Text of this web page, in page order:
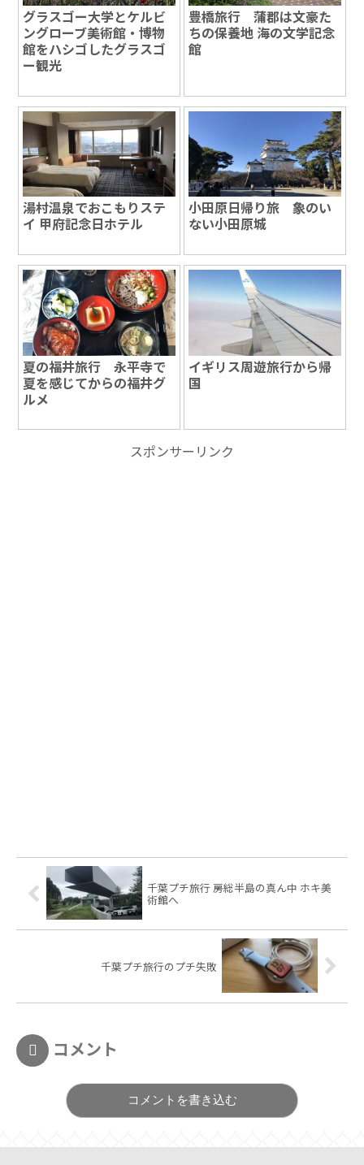
グラスゴー大学とケルビ
ングローブ美術館・博物
館をハシゴしたグラスゴ
ー観光
豊橋旅行 蒲郡は文豪た
ちの保養地 海の文学記念
館
湯村温泉でおこもりステ
イ 甲府記念日ホテル
小田原日帰り旅 象のい
ない小田原城
夏の福井旅行 永平寺で
夏を感じてからの福井グ
ルメ
イギリス周遊旅行から帰
国
スポンサーリンク
千葉プチ旅行 房総半島の真ん中 ホキ美
術館へ
千葉プチ旅行のプチ失敗
コメント
コメントを書き込む